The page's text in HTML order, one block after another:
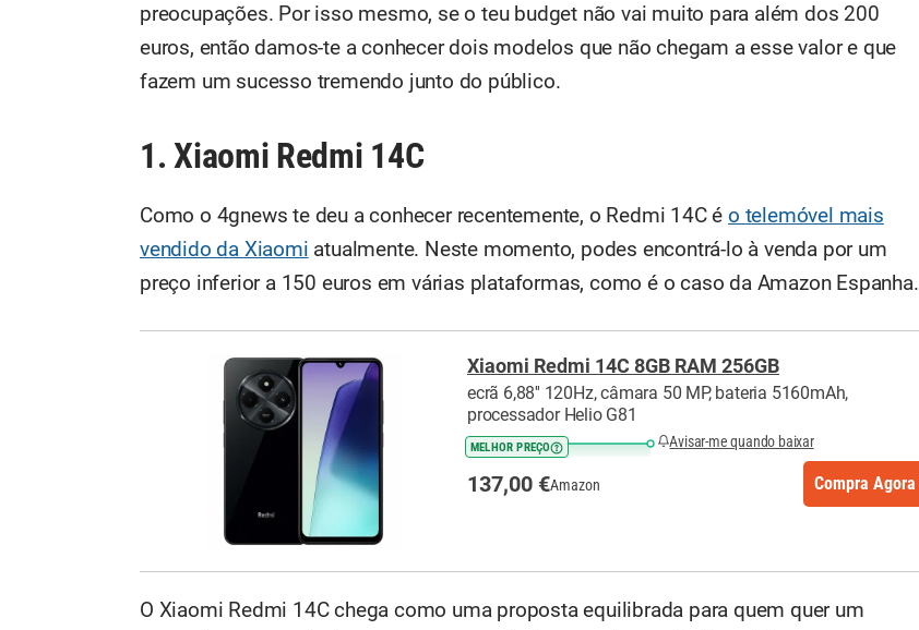
preocupações. Por isso mesmo, se o teu budget não vai muito para além dos 200
euros, então damos-te a conhecer dois modelos que não chegam a esse valor e que
fazem um sucesso tremendo junto do público.
1. Xiaomi Redmi 14C
Como o 4gnews te deu a conhecer recentemente, o Redmi 14C é o telemóvel mais
vendido da Xiaomi atualmente. Neste momento, podes encontrá-lo à venda por um
preço inferior a 150 euros em várias plataformas, como é o caso da Amazon Espanha.
Xiaomi Redmi 14C 8GB RAM 256GB
ecrã 6,88'' 120Hz, câmara 50 MP, bateria 5160mAh,
processador Helio G81
MELHOR PREÇO Avisar-me quando baixar
137,00 €Amazon Compra Agora
O Xiaomi Redmi 14C chega como uma proposta equilibrada para quem quer um